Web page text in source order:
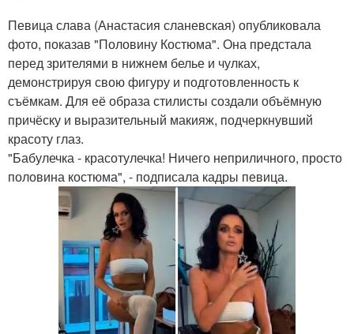
Певица слава (Анастасия сланевская) опубликовала
фото, показав "Половину Костюма". Она предстала
перед зрителями в нижнем белье и чулках,
демонстрируя свою фигуру и подготовленность к
съёмкам. Для её образа стилисты создали объёмную
причёску и выразительный макияж, подчеркнувший
красоту глаз.
"Бабулечка - красотулечка! Ничего неприличного, просто
половина костюма", - подписала кадры певица.